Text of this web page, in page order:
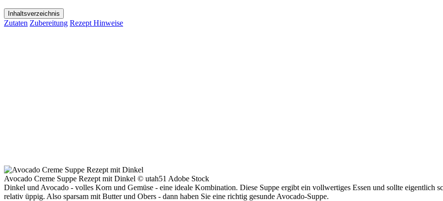
Inhaltsverzeichnis
Zutaten Zubereitung Rezept Hinweise
Avocado Creme Suppe Rezept mit Dinkel © utah51 Adobe Stock
Dinkel und Avocado - volles Korn und Gemüse - eine ideale Kombination. Diese Suppe ergibt ein vollwertiges Essen und sollte eigentlich
relativ üppig. Also sparsam mit Butter und Obers - dann haben Sie eine richtig gesunde Avocado-Suppe.